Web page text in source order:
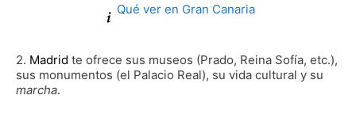
Qué ver en Gran Canaria
2. Madrid te ofrece sus museos (Prado, Reina Sofía, etc.),
sus monumentos (el Palacio Real), su vida cultural y su
marcha.